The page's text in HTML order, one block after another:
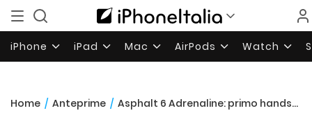
iPhone iPad Mac AirPods Watch
Home / Anteprime / Asphalt 6 Adrenaline: primo hands-on di iPhoneItalia